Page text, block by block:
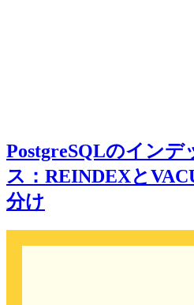
PostgreSQLのイン
ス：REINDEXと
分け